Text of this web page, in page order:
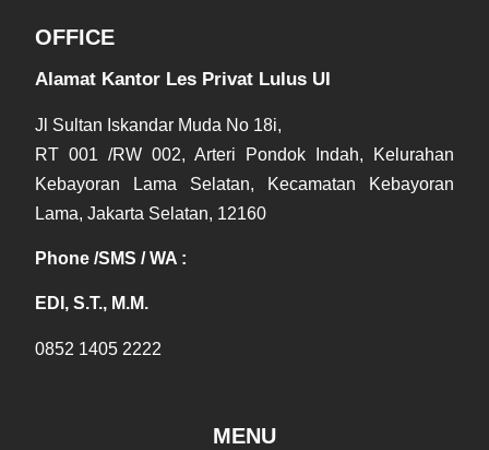
OFFICE
Alamat Kantor Les Privat Lulus UI
Jl Sultan Iskandar Muda No 18i,
RT 001 /RW 002, Arteri Pondok Indah, Kelurahan
Kebayoran Lama Selatan, Kecamatan Kebayoran
Lama, Jakarta Selatan, 12160
Phone /SMS / WA :
EDI, S.T., M.M.
0852 1405 2222
MENU